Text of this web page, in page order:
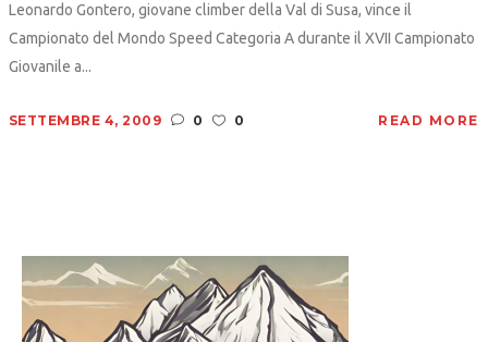
Leonardo Gontero, giovane climber della Val di Susa, vince il
Campionato del Mondo Speed Categoria A durante il XVII Campionato
Giovanile a...
SETTEMBRE 4, 2009 0 0 READ MORE